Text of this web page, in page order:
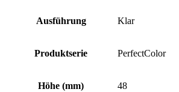
Ausführung Klar
Produktserie PerfectColor
Höhe (mm) 48